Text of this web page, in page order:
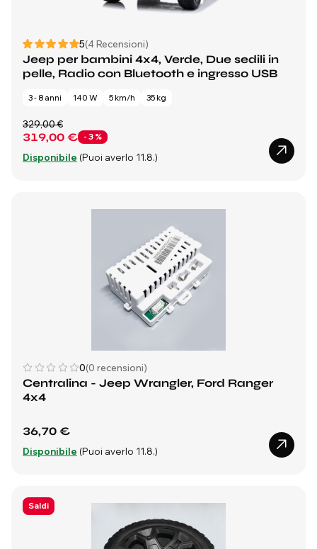
5(4 Recensioni)
Jeep per bambini 4x4, Verde, Due sedili in
pelle, Radio con Bluetooth e ingresso USB
3 - 8 anni 140 W 5 km/h 35 kg
319,00 € - 3 %
329,00 €
Disponibile (Puoi averlo 11.8.)
0(0 recensioni)
Centralina - Jeep Wrangler, Ford Ranger
4x4
36,70 €
Disponibile (Puoi averlo 11.8.)
Saldi